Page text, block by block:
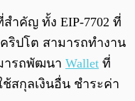
สำคัญ ทั้ง EIP-7702 ที่
ริปโต สามารถทำงาน
ารถพัฒนา Wallet ที่
สกุลเงินอื่น ชำระค่า